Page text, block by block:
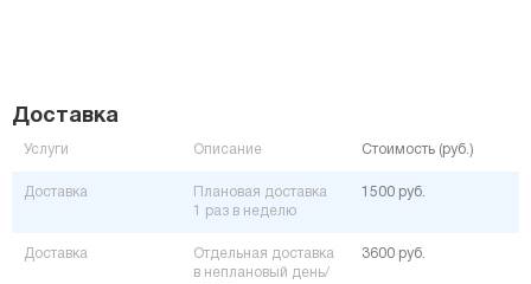
Доставка
Услуги Описание Стоимость (руб.)
Доставка
Плановая доставка
1 раз в неделю
1500 руб.
Доставка
Отдельная доставка
в неплановый день/
3600 руб.